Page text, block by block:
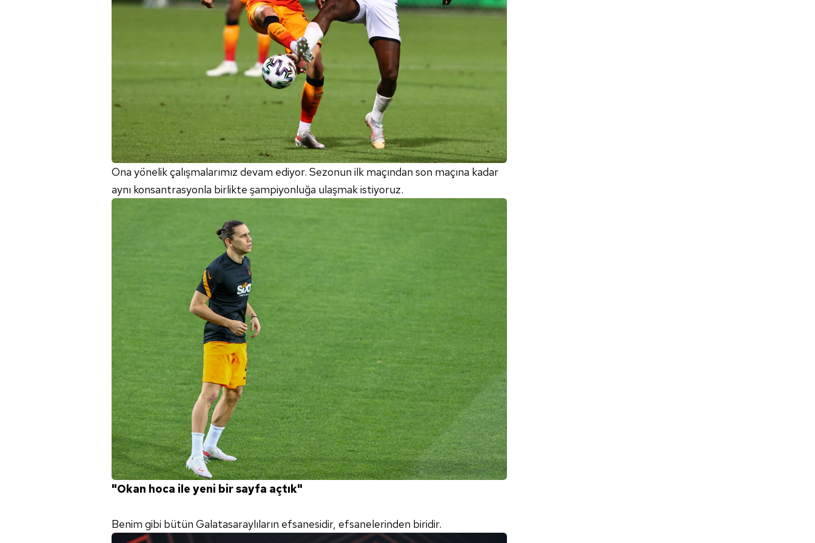
mevzuata uygun olarak kullanılan çerezlerle ilgili bilgi almak için lütfentıklayınız.
Ona yönelik çalışmalarımız devam ediyor. Sezonun ilk maçından son maçına kadar
aynı konsantrasyonla birlikte şampiyonluğa ulaşmak istiyoruz.
"Okan hoca ile yeni bir sayfa açtık"
Benim gibi bütün Galatasaraylıların efsanesidir, efsanelerinden biridir.